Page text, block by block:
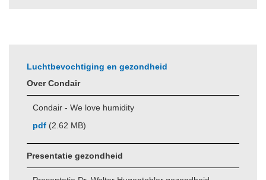
Luchtbevochtiging en gezondheid
Over Condair
Condair - We love humidity
pdf (2.62 MB)
Presentatie gezondheid